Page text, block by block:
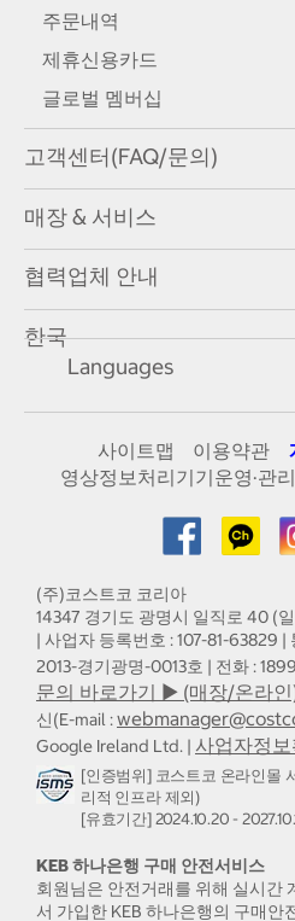
주문내역
제휴신용카드
글로벌 멤버십
고객센터(FAQ/문의)
매장 & 서비스
협력업체 안내
한국
Languages
사이트맵 이용약관
영상정보처리기기운영·관
(주)코스트코 코리아
14347 경기도 광명시 일직로 40 (
| 사업자 등록번호 : 107-81-63829 |
2013-경기광명-0013호 | 전화 :
문의 바로가기 ▶ (매장/온라인
신(E-mail :
Google Ireland Ltd. | 사업자정보
[인증범위] 코스트코 온라인몰
리적 인프라 제외)
[유효기간] 2024.10.20 -
KEB 하나은행 구매 안전서비스
회원님은 안전거래를 위해 실시간
서 가입한 KEB 하나은행의 구매안